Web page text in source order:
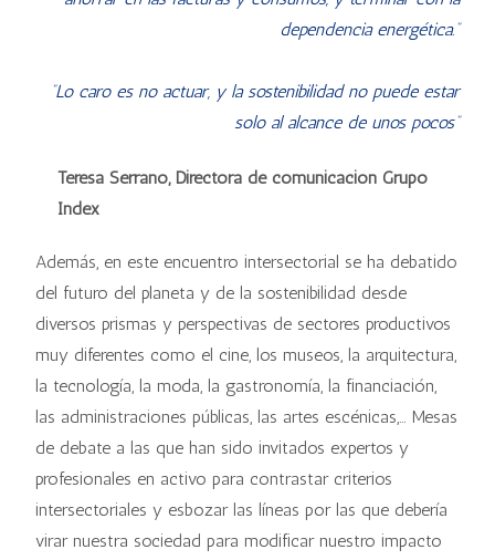
dependencia energética.”
“Lo caro es no actuar, y la sostenibilidad no puede estar
solo al alcance de unos pocos”
Teresa Serrano, Directora de comunicación Grupo
Index
Además, en este encuentro intersectorial se ha debatido
del futuro del planeta y de la sostenibilidad desde
diversos prismas y perspectivas de sectores productivos
muy diferentes como el cine, los museos, la arquitectura,
la tecnología, la moda, la gastronomía, la financiación,
las administraciones públicas, las artes escénicas,… Mesas
de debate a las que han sido invitados expertos y
profesionales en activo para contrastar criterios
intersectoriales y esbozar las líneas por las que debería
virar nuestra sociedad para modificar nuestro impacto